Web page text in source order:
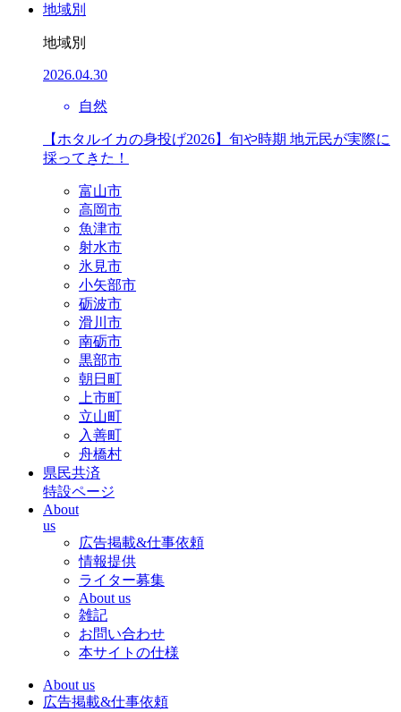
地域別
地域別
2026.04.30
自然
【ホタルイカの身投げ2026】旬や時期 地元民が実際に
採ってきた！
富山市
高岡市
魚津市
射水市
氷見市
小矢部市
砺波市
滑川市
南砺市
黒部市
朝日町
上市町
立山町
入善町
舟橋村
県民共済
特設ページ
About
us
広告掲載&仕事依頼
情報提供
ライター募集
About us
雑記
お問い合わせ
本サイトの仕様
About us
広告掲載&仕事依頼